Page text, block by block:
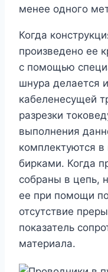
менее одного
Когда
произведено ее
с помощью
шнура делается
кабеленесущей
разрезки
выполнения
комплектуются
бирками. Когда
собраны в цепь,
ее при помощи
отсутствие
показатель
материала.